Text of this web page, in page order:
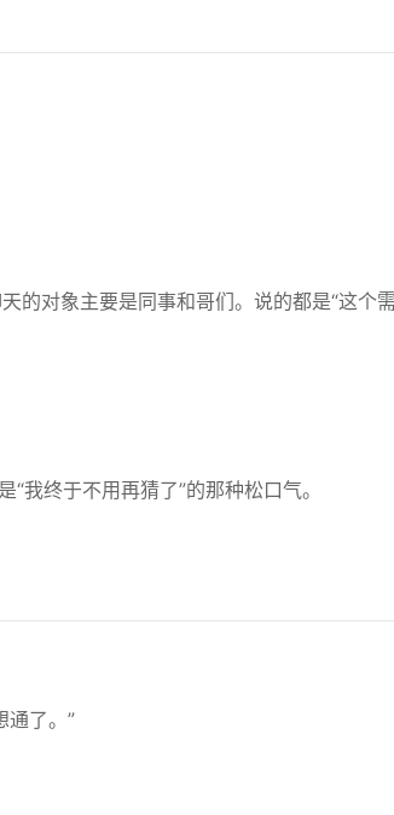
的对象主要是同事和哥们。说的都是“这个
我终于不用再猜了”的那种松口气。
通了。”